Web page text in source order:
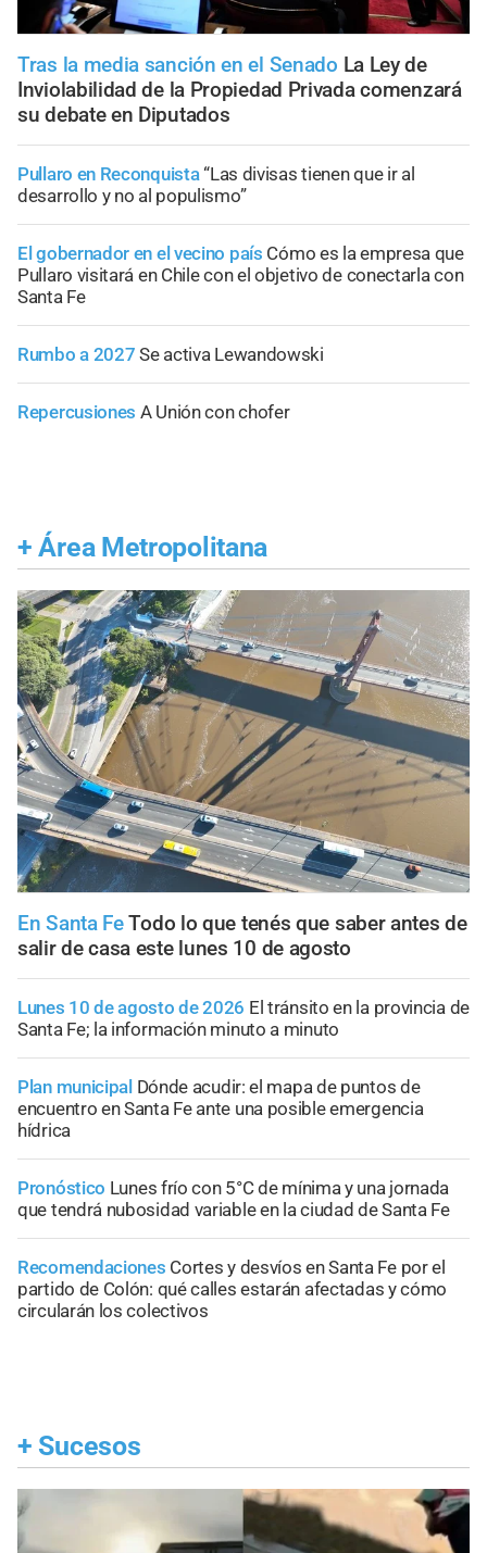
Tras la media sanción en el Senado La Ley de
Inviolabilidad de la Propiedad Privada comenzará
su debate en Diputados
Pullaro en Reconquista“Las divisas tienen que ir al
desarrollo y no al populismo”
El gobernador en el vecino país Cómo es la empresa que
Pullaro visitará en Chile con el objetivo de conectarla con
Santa Fe
Rumbo a 2027 Se activa Lewandowski
Repercusiones A Unión con chofer
+ Área Metropolitana
En Santa FeTodo lo que tenés que saber antes de
salir de casa este lunes 10 de agosto
Lunes 10 de agosto de 2026 El tránsito en la provincia de
Santa Fe; la información minuto a minuto
Plan municipal Dónde acudir: el mapa de puntos de
encuentro en Santa Fe ante una posible emergencia
hídrica
Pronóstico Lunes frío con 5°C de mínima y una jornada
que tendrá nubosidad variable en la ciudad de Santa Fe
Recomendaciones Cortes y desvíos en Santa Fe por el
partido de Colón: qué calles estarán afectadas y cómo
circularán los colectivos
+ Sucesos